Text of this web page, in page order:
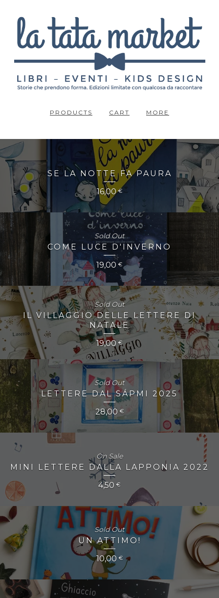
PRODUCTS CART MORE
SE LA NOTTE FA PAURA
16,00€
COME LUCE D'INVERNO
19,00 €
Sold Out
IL VILLAGGIO DELLE LETTERE DI
NATALE
19,00 €
Sold Out
LETTERE DAL SÁPMI 2025
28,00 €
Sold Out
MINI LETTERE DALLA LAPPONIA 2022
4,50 €
On Sale
UN ATTIMO!
10,00 €
Sold Out